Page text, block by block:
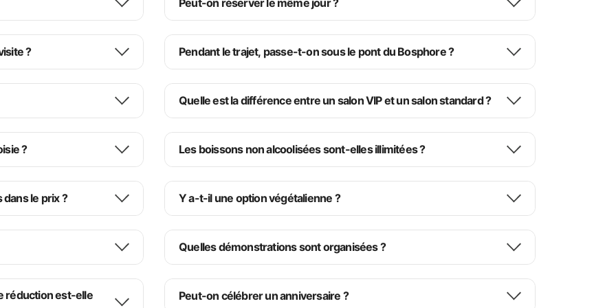
toute particulière sous les lumières de la nuit, offre à nos invités une expérience visuelle unique.
peuvent obtenir des informations détaillées en 9 langues différentes sur :
est facile et pratique.
avec dîner sur le Bosphore est le programme professionnel de spectacles de la Nuit Turque.
Peut-on réserver le même jour ?
? Pendant le trajet, passe-t-on sous le pont du Bosphore ?
Quelle est la différence entre un salon VIP et un salon standard ?
? Les boissons non alcoolisées sont-elles illimitées ?
le prix ? Y a-t-il une option végétalienne ?
Quelles démonstrations sont organisées ?
réduction est-elle
Peut-on célébrer un anniversaire ?